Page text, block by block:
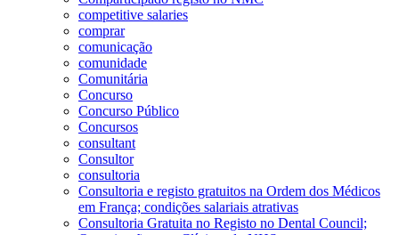
competitive salaries
comprar
comunicação
comunidade
Comunitária
Concurso
Concurso Público
Concursos
consultant
Consultor
consultoria
Consultoria e registo gratuitos na Ordem dos Médicos
em França; condições salariais atrativas
Consultoria Gratuita no Registo no Dental Council;